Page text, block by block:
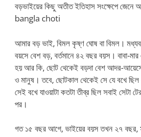
বড়ভাইয়ের কিছু অতীত ইতিহাস সংক্ষেপে
bangla choti
আমার বড় ভাই, বিমল কৃষ্ণ ঘোষ বা বিমল।
বয়সে বেশ বড়, বর্তমানে ৪২ বছর বয়স। বাবা-
হয় আর কি, ছোট থেকেই বড়দা বেশ আদর-
ও মানুষ। তবে, ছোটকাল থেকেই সে যে বখে
সেই বখে যাওয়াটা কতটা তীব্র ছিল সবাই সেটা
পর।
গত ১৫ বছর আগে, ভাইয়ের বয়স তখন ২৭ বছর,